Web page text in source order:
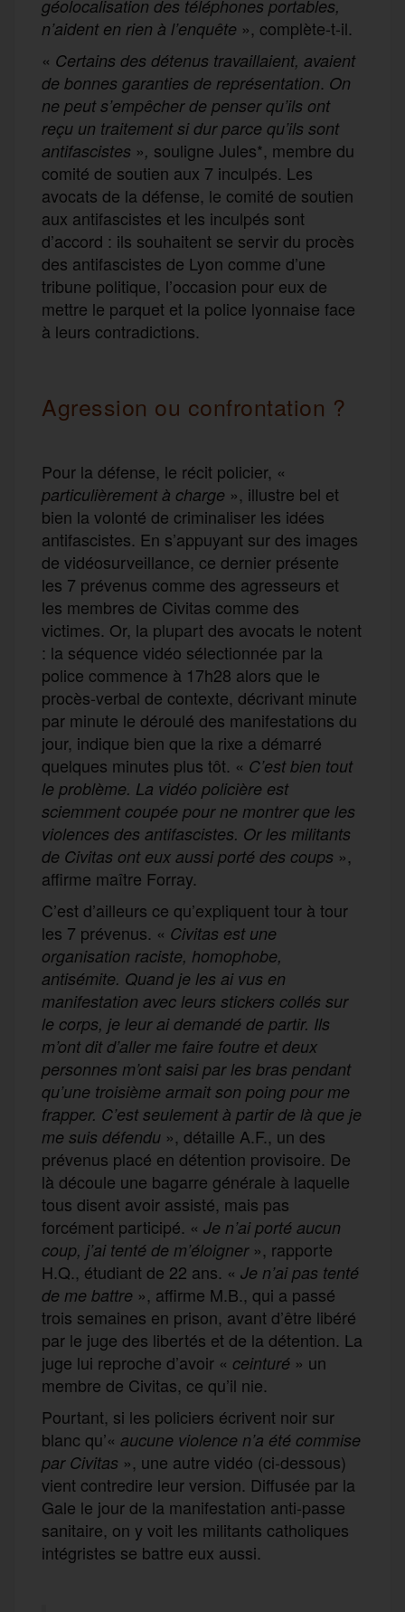
géolocalisation des téléphones portables,
n’aident en rien à l’enquête », complète-t-il.
« Certains des détenus travaillaient, avaient
de bonnes garanties de représentation. On
ne peut s’empêcher de penser qu’ils ont
reçu un traitement si dur parce qu’ils sont
antifascistes », souligne Jules*, membre du
comité de soutien aux 7 inculpés. Les
avocats de la défense, le comité de soutien
aux antifascistes et les inculpés sont
d’accord : ils souhaitent se servir du procès
des antifascistes de Lyon comme d’une
tribune politique, l’occasion pour eux de
mettre le parquet et la police lyonnaise face
à leurs contradictions.
Agression ou confrontation ?
Pour la défense, le récit policier, «
particulièrement à charge », illustre bel et
bien la volonté de criminaliser les idées
antifascistes. En s’appuyant sur des images
de vidéosurveillance, ce dernier présente
les 7 prévenus comme des agresseurs et
les membres de Civitas comme des
victimes. Or, la plupart des avocats le notent
: la séquence vidéo sélectionnée par la
police commence à 17h28 alors que le
procès-verbal de contexte, décrivant minute
par minute le déroulé des manifestations du
jour, indique bien que la rixe a démarré
quelques minutes plus tôt. « C’est bien tout
le problème. La vidéo policière est
sciemment coupée pour ne montrer que les
violences des antifascistes. Or les militants
de Civitas ont eux aussi porté des coups »,
affirme maître Forray.
C’est d’ailleurs ce qu’expliquent tour à tour
les 7 prévenus. « Civitas est une
organisation raciste, homophobe,
antisémite. Quand je les ai vus en
manifestation avec leurs stickers collés sur
le corps, je leur ai demandé de partir. Ils
m’ont dit d’aller me faire foutre et deux
personnes m’ont saisi par les bras pendant
qu’une troisième armait son poing pour me
frapper. C’est seulement à partir de là que je
me suis défendu », détaille A.F., un des
prévenus placé en détention provisoire. De
là découle une bagarre générale à laquelle
tous disent avoir assisté, mais pas
forcément participé. « Je n’ai porté aucun
coup, j’ai tenté de m’éloigner», rapporte
H.Q., étudiant de 22 ans. « Je n’ai pas tenté
de me battre », affirme M.B., qui a passé
trois semaines en prison, avant d’être libéré
par le juge des libertés et de la détention. La
juge lui reproche d’avoir « ceinturé » un
membre de Civitas, ce qu’il nie.
Pourtant, si les policiers écrivent noir sur
blanc qu’« aucune violence n’a été commise
par Civitas », une autre vidéo (ci-dessous)
vient contredire leur version. Diffusée par la
Gale le jour de la manifestation anti-passe
sanitaire, on y voit les militants catholiques
intégristes se battre eux aussi.